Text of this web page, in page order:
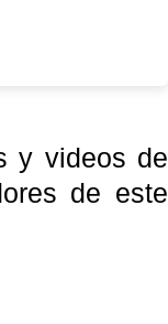
y videos de
de este